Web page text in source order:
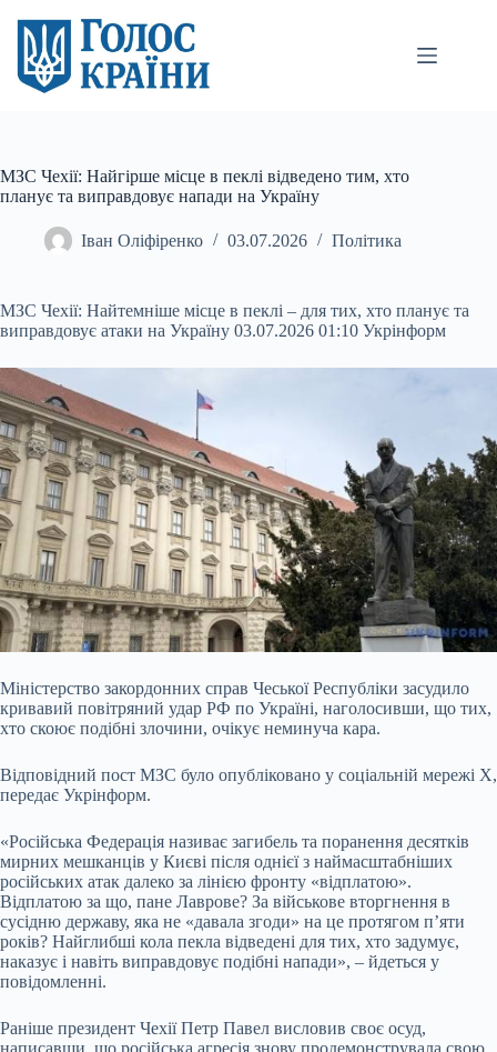
вмісту
МЗС Чехії: Найгірше місце в пеклі відведено тим, хто
планує та виправдовує напади на Україну
Іван Оліфіренко 03.07.2026 Політика
МЗС Чехії: Найтемніше місце в пеклі – для тих, хто планує та
виправдовує атаки на Україну 03.07.2026 01:10 Укрінформ
Міністерство закордонних справ Чеської Республіки засудило
кривавий повітряний удар РФ по Україні, наголосивши, що тих,
хто скоює подібні злочини, очікує неминуча кара.
Відповідний пост МЗС було опубліковано у соціальній мережі X,
передає Укрінформ.
«Російська Федерація називає загибель та поранення десятків
мирних мешканців у Києві після однієї з наймасштабніших
російських атак далеко за лінією фронту «відплатою».
Відплатою за що, пане Лаврове? За військове вторгнення в
сусідню державу, яка не «давала згоди» на це протягом п’яти
років? Найглибші кола пекла відведені для тих, хто задумує,
наказує і навіть виправдовує подібні напади», – йдеться у
повідомленні.
Раніше президент Чехії Петр Павел висловив своє осуд,
написавши, що російська агресія знову продемонструвала свою